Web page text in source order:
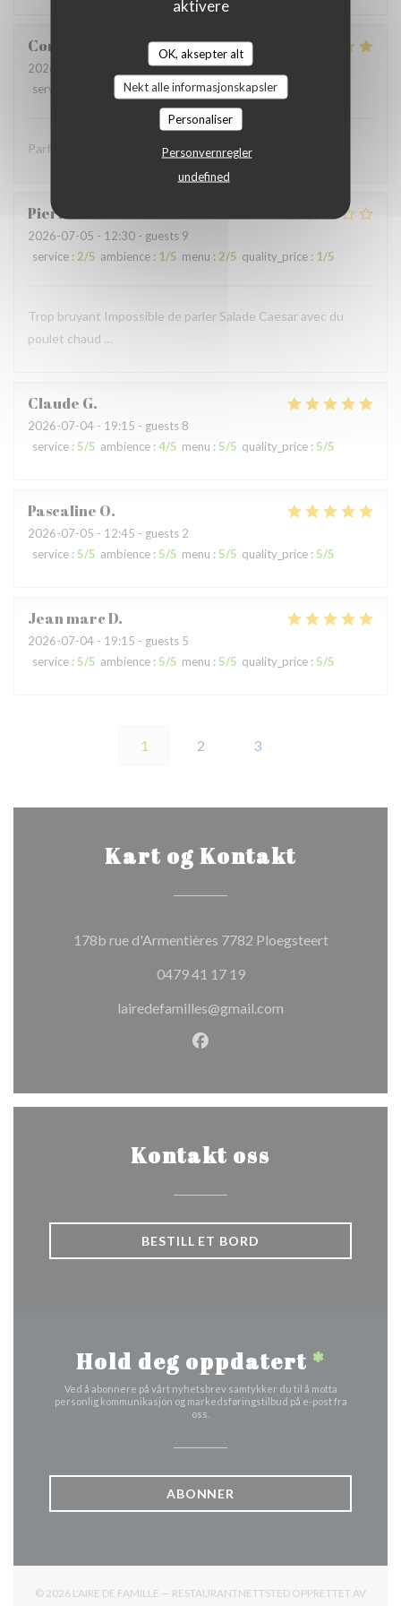
aktivere
OK, aksepter alt
Nekt alle informasjonskapsler
Personaliser
Personvernregler
undefined
Coralie
2026-07-05
- 12:15 - guests 4
service
ambience:5/5 menu:5/5 quality_price
Parfait comme toujours !
Pierre
2026-07-05 - 12:30 - guests 9
service : 2/5 ambience : 1/5 menu : 2/5 quality_price : 1/5
Trop bruyant Impossible de parler Salade Caesar avec du
poulet chaud …
Claude G
2026-07-04 - 19:15 - guests 8
service : 5/5 ambience : 4/5 menu : 5/5 quality_price : 5/5
Pascaline O
2026-07-05 - 12:45 - guests 2
service : 5/5 ambience : 5/5 menu : 5/5 quality_price : 5/5
Jean marcD
2026-07-04 - 19:15 - guests 5
service : 5/5 ambience : 5/5 menu : 5/5 quality_price : 5/5
1 2 3
Kart og Kontakt
178b rue d'Armentières 7782 Ploegsteert((åpner i et
0479 41 17 19
lairedefamilles@gmail.com
Facebook ((åpner i et nytt
Kontakt oss
BESTILL ET BORD
Hold deg oppdatert *
Ved å abonnere på vårt nyhetsbrev samtykker du til å motta
personlig kommunikasjon og markedsføringstilbud på e-post fra
oss.
ABONNER
© 2026 L'AIRE DE FAMILLE — RESTAURANTNETTSTED OPPRETTET AV